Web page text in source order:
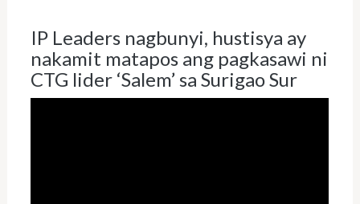
IP Leaders nagbunyi, hustisya ay
nakamit matapos ang pagkasawi ni
CTG lider ‘Salem’ sa Surigao Sur